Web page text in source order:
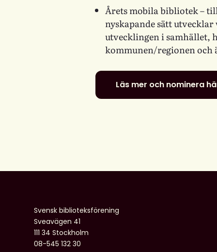
Årets mobila bibliotek–
nyskapande sätt
utvecklingen i samhället,
kommunen/regionen
Läs mer och nominera
Svensk biblioteksförening
Sveavägen 41
111 34 Stockholm
08-545 132 30